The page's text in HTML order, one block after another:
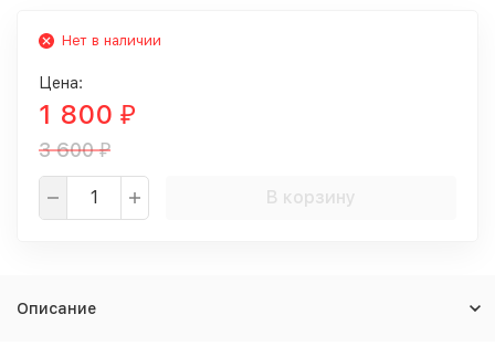
Нет в наличии
Цена:
1 800 ₽
3 600₽
В корзину
Описание